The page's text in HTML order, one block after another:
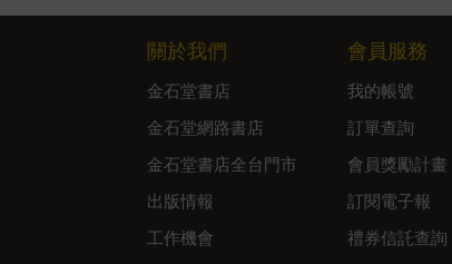
關於我們
金石堂書店
金石堂網路書店
金石堂書店全台門市
出版情報
工作機會
會員服務
我的帳號
訂單查詢
會員獎勵計畫
訂閱電子報
禮券信託查詢